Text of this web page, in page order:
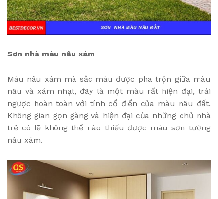
Sơn nhà màu nâu xám
Màu nâu xám mà sắc màu được pha trộn giữa màu
nâu và xám nhạt, đây là một màu rất hiện đại, trái
ngược hoàn toàn với tính cổ điển của màu nâu đất.
Không gian gọn gàng và hiện đại của những chủ nhà
trẻ có lẽ không thể nào thiếu được màu sơn tường
nâu xám.